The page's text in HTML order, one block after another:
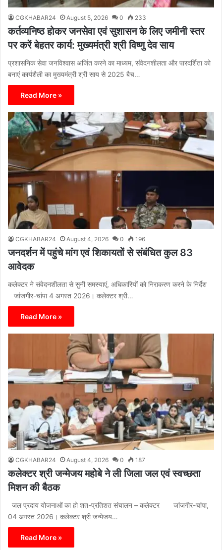
CGKHABAR24 August 5, 2026 0 233
कर्तव्यनिष्ठ होकर जनसेवा एवं सुशासन के लिए जमीनी स्तर
पर करें बेहतर कार्य: मुख्यमंत्री श्री विष्णु देव साय
प्रशासनिक सेवा जनविश्वास अर्जित करने का माध्यम, संवेदनशीलता और पारदर्शिता को
बनाएं कार्यशैली का मुख्यमंत्री श्री साय से 2025 बैच…
Read More »
CGKHABAR24 August 4, 2026 0 196
जनदर्शन में पहुंचे मांग एवं शिकायतों से संबंधित कुल 83
आवेदक
कलेक्टर ने संवेदनशीलता से सुनी समस्याएं, अधिकारियों को निराकरण करने के निर्देश
जांजगीर-चांपा 4 अगस्त 2026। कलेक्टर श्री…
Read More »
CGKHABAR24 August 4, 2026 0 187
कलेक्टर श्री जन्मेजय महोबे ने ली जिला जल एवं स्वच्छता
मिशन की बैठक
जल प्रदाय योजनाओं का हो शत-प्रतिशत संचालन – कलेक्टर जांजगीर-चांपा,
04 अगस्त 2026। कलेक्टर श्री जन्मेजय…
Read More »